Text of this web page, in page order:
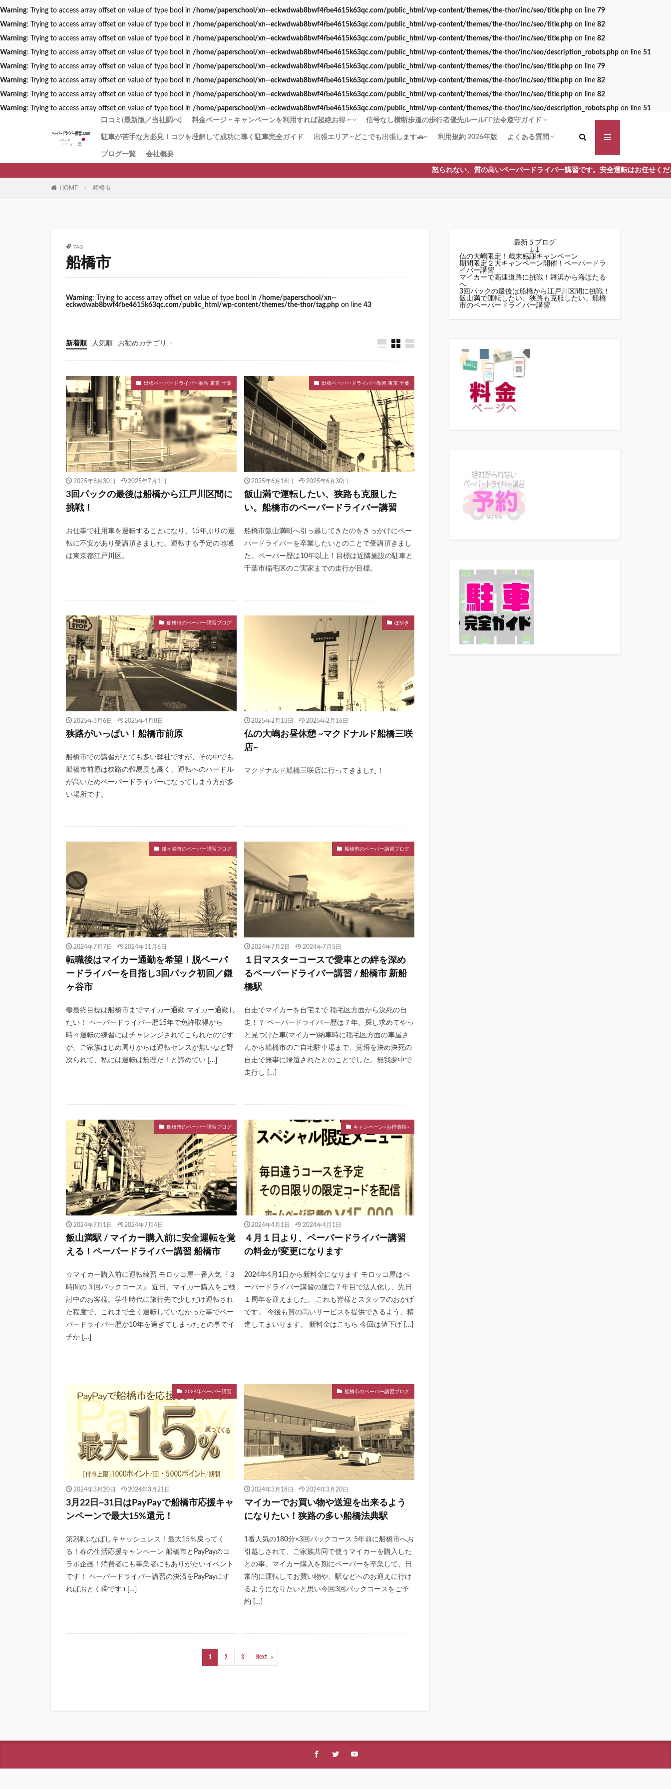
Warning: Trying to access array offset on value of type bool in /home/paperschool/xn--eckwdwab8bwf4fbe4615k63qc.com/public_html/wp-content/themes/the-thor/inc/seo/title.php on line 79
Warning: Trying to access array offset on value of type bool in /home/paperschool/xn--eckwdwab8bwf4fbe4615k63qc.com/public_html/wp-content/themes/the-thor/inc/seo/title.php on line 82
Warning: Trying to access array offset on value of type bool in /home/paperschool/xn--eckwdwab8bwf4fbe4615k63qc.com/public_html/wp-content/themes/the-thor/inc/seo/title.php on line 82
Warning: Trying to access array offset on value of type bool in /home/paperschool/xn--eckwdwab8bwf4fbe4615k63qc.com/public_html/wp-content/themes/the-thor/inc/seo/description_robots.php on line 51
Warning: Trying to access array offset on value of type bool in /home/paperschool/xn--eckwdwab8bwf4fbe4615k63qc.com/public_html/wp-content/themes/the-thor/inc/seo/title.php on line 79
Warning: Trying to access array offset on value of type bool in /home/paperschool/xn--eckwdwab8bwf4fbe4615k63qc.com/public_html/wp-content/themes/the-thor/inc/seo/title.php on line 82
Warning: Trying to access array offset on value of type bool in /home/paperschool/xn--eckwdwab8bwf4fbe4615k63qc.com/public_html/wp-content/themes/the-thor/inc/seo/title.php on line 82
Warning: Trying to access array offset on value of type bool in /home/paperschool/xn--eckwdwab8bwf4fbe4615k63qc.com/public_html/wp-content/themes/the-thor/inc/seo/description_robots.php on line 51
口コミ(最新版／当社調べ)
料金ページ ~ キャンペーンを利用すれば超絶お得 ~
1番人気！180分x３回パック 迷ったらこのプラン！
「とにかく安全運転」コース ペーパードライバー講
お試し120分のペーパードライバー講習
回数券１２（3時間x12回）教習所から学び直したい
「キャンペーン」で安く質の高いペーパードライバ
初心者講習 –免許取得1年以内–
値段の理由 なぜ高い!?ペーパードライバー講習
信号なし横断歩道の歩行者優先ルール🚶‍♀️法令遵守ガイド
[動画]みんなも止まれる横断歩道！啓発は力なり
より安全な歩行者優先方法：追突被害の可能性を減らす
横断歩道の安全対策【横断歩道+1】事故や違反の減少に
横断歩道に自転車→停止義務は!?安全に通行する安心ガイ
【38条2項】横断歩道と対向車側の渋滞🚗 一時停止義務
駐車が苦手な方必見！コツを理解して成功に導く駐車完全ガイド 出張エリア ~どこでも出張します🚗~ 利用規約 2026年版 よくある質問
ブログ一覧 会社概要
怒られない、質の高いペーパードライバー講習です。安全運転はお任せください
HOME 船橋市
TAG
船橋市
Warning: Trying to access array offset on value of type bool in /home/paperschool/xn--
eckwdwab8bwf4fbe4615k63qc.com/public_html/wp-content/themes/the-thor/tag.php on line 43
新着順 人気順 お勧めカテゴリ
出張ペーパードライバー教習 東京 千葉
2025年6月30日 2025年7月1日
3回パックの最後は船橋から江戸川区間に
挑戦！
お仕事で社用車を運転することになり、15年ぶりの運
転に不安があり受講頂きました。運転する予定の地域
は東京都江戸川区。
出張ペーパードライバー教習 東京 千葉
2025年6月16日 2025年6月30日
飯山満で運転したい、狭路も克服した
い。船橋市のペーパードライバー講習
船橋市飯山満町へ引っ越してきたのをきっかけにペー
パードライバーを卒業したいとのことで受講頂きまし
た。ペーパー歴は10年以上！目標は近隣施設の駐車と
千葉市稲毛区のご実家までの走行が目標。
船橋市のペーパー講習ブログ
2025年3月6日 2025年4月8日
狭路がいっぱい！船橋市前原
船橋市での講習がとても多い弊社ですが、その中でも
船橋市前原は狭路の難易度も高く、運転へのハードル
が高いためペーパードライバーになってしまう方が多
い場所です。
ぼやき
2025年2月13日 2025年2月16日
仏の大嶋お昼休憩 ~マクドナルド船橋三咲
店~
マクドナルド船橋三咲店に行ってきました！
鎌ヶ谷市のペーパー講習ブログ
2024年7月7日 2024年11月6日
転職後はマイカー通勤を希望！脱ペーパ
ードライバーを目指し3回パック初回／鎌
ヶ谷市
🟢最終目標は船橋市までマイカー通勤 マイカー通勤し
たい！ ペーパードライバー歴15年で免許取得から
時々運転の練習にはチャレンジされてこられたのです
が、ご家族はじめ周りからは運転センスが無いなど野
次られて、私には運転は無理だ！と諦めてい […]
船橋市のペーパー講習ブログ
2024年7月2日 2024年7月5日
１日マスターコースで愛車との絆を深め
るペーパードライバー講習 / 船橋市 新船
橋駅
自走でマイカーを自宅まで 稲毛区方面から決死の自
走！？ ペーパードライバー歴は７年。探し求めてやっ
と見つけた車(マイカー)納車時に稲毛区方面の車屋さ
んから船橋市のご自宅駐車場まで、覚悟を決め決死の
自走で無事に帰還されたとのことでした。無我夢中で
走行し […]
船橋市のペーパー講習ブログ
2024年7月1日 2024年7月4日
飯山満駅 / マイカー購入前に安全運転を覚
える！ペーパードライバー講習 船橋市
☆マイカー購入前に運転練習 モロッコ屋一番人気『３
時間の３回パックコース』 近日、マイカー購入をご検
討中のお客様。学生時代に旅行先で少しだけ運転され
た程度で、これまで全く運転していなかった事でペー
パードライバー歴が10年を過ぎてしまったとの事でイ
チか […]
キャンペーン~お得情報~
2024年4月1日 2024年4月1日
４月１日より、ペーパードライバー講習
の料金が変更になります
2024年4月1日から新料金になります モロッコ屋はペ
ーパードライバー講習の運営７年目で法人化し、先日
１周年を迎えました。 これも皆様とスタッフのおかげ
です。 今後も質の高いサービスを提供できるよう、精
進してまいります。 新料金はこちら 今回は値下げ […]
2024年ペーパー講習
2024年3月20日 2024年3月21日
3月22日~31日はPayPayで船橋市応援キャ
ンペーンで最大15%還元！
第2弾ふなばしキャッシュレス！最大15％戻ってく
る！春の生活応援キャンペーン 船橋市とPayPayのコ
ラボ企画！消費者にも事業者にもありがたいイベント
です！ ペーパードライバー講習の決済をPayPayにす
ればおとく🉐です ɪ […]
船橋市のペーパー講習ブログ
2024年3月18日 2024年3月20日
マイカーでお買い物や送迎を出来るよう
になりたい！狭路の多い船橋法典駅
1番人気の180分×3回パックコース 5年前に船橋市へお
引越しされて、ご家族共同で使うマイカーを購入した
との事。マイカー購入を期にペーパーを卒業して、日
常的に運転してお買い物や、駅などへのお迎えに行け
るようになりたいと思い今回3回パックコースをご予
約 […]
1 2 3 Next
最新５ブログ
↓↓
仏の大嶋限定！歳末感謝キャンペーン
期間限定２大キャンペーン開催！ペーパードラ
イバー講習
マイカーで高速道路に挑戦！舞浜から海ほたる
へ
3回パックの最後は船橋から江戸川区間に挑戦！
飯山満で運転したい、狭路も克服したい。船橋
市のペーパードライバー講習